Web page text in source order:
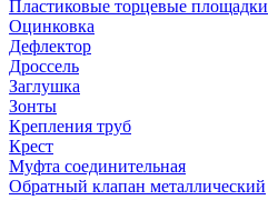
Пластиковые торцевые площадки
Оцинковка
Дефлектор
Дроссель
Заглушка
Зонты
Крепления труб
Крест
Муфта соединительная
Обратный клапан металлический